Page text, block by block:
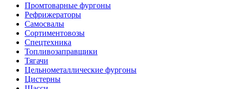
Промтоварные фургоны
Рефрижераторы
Самосвалы
Сортиментовозы
Спецтехника
Топливозаправщики
Тягачи
Цельнометаллические фургоны
Цистерны